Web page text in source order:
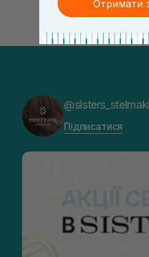
Підписатися
Отримати